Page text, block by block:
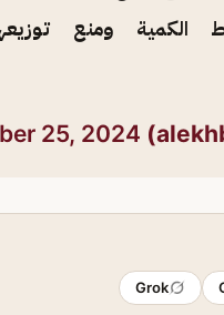
الكمية ومنع
25, 2024
Grok